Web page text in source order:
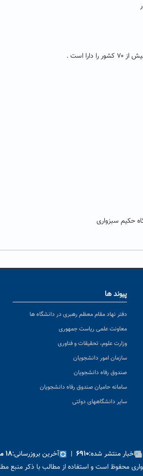
است .
حکیم سبزواری
پیوند ها
دفتر نهاد مقام معظم رهبری در دانشگاه ها
معاونت علمی ریاست جمهوری
وزارت علوم، تحقیقات و فناوری
سازمان امور دانشجویان
صندوق رفاه دانشجویان
سامانه حامیان صندوق رفاه دانشجویان
سایر دانشگاههای دولتی
اخبار منتشر شده:۶۹۱۰ | آخرین بروزرسانی:۱۸ مرداد ۱۴۰۵
محفوظ است و استفاده از مطالب با ذکر منبع